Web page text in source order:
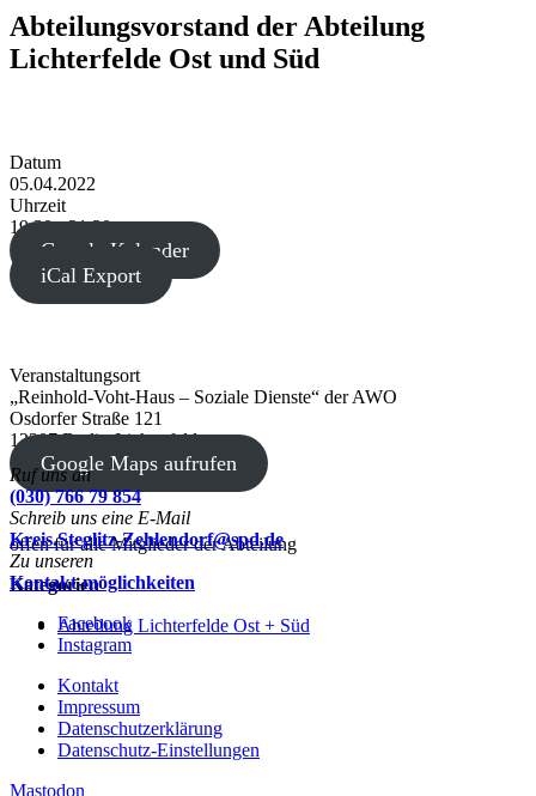
Abteilungsvorstand der Abteilung
Lichterfelde Ost und Süd
Datum
05.04.2022
Uhrzeit
19:30 - 21:30
Google Kalender
iCal Export
Veranstaltungsort
„Reinhold-Voht-Haus – Soziale Dienste“ der AWO
Osdorfer Straße 121
12207 Berlin-Lichterfelde
Google Maps aufrufen
offen für alle Mitglieder der Abteilung
Kategorien
Abteilung Lichterfelde Ost + Süd
Ruf uns an
(030) 766 79 854
Schreib uns eine E-Mail
Kreis.Steglitz-Zehlendorf@spd.de
Zu unseren
Kontakt-möglichkeiten
Facebook
Instagram
Kontakt
Impressum
Datenschutzerklärung
Datenschutz-Einstellungen
Mastodon